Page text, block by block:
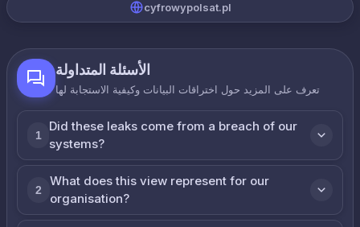
cyfrowypolsat.pl
الأسئلة المتداولة
تعرف على المزيد حول اختراقات البيانات وكيفية الاستجابة لها
1
Did these leaks come from a breach of our
systems?
2
What does this view represent for our
organisation?